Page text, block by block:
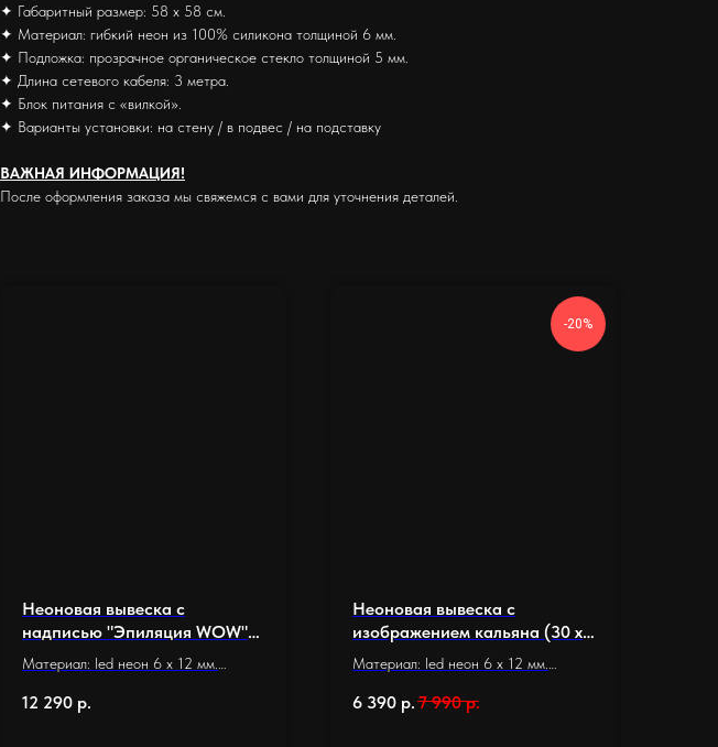
✦ Габаритный размер: 58 х 58 см.
✦ Материал: гибкий неон из 100% силикона толщиной 6 мм.
✦ Подложка: прозрачное органическое стекло толщиной 5 мм.
✦ Длина сетевого кабеля: 3 метра.
✦ Блок питания с «вилкой».
✦ Варианты установки: на стену / в подвес / на подставку
ВАЖНАЯ ИНФОРМАЦИЯ!
После оформления заказа мы свяжемся с вами для уточнения деталей.
Неоновая вывеска с
надписью "Эпиляция WOW"
(60 х 28 см.)
Материал: led неон 6 x 12 мм.
Размер основания 60 х 28 см.
12 290 р.
-20%
Неоновая вывеска с
изображением кальяна (30 х
52 см.)
Материал: led неон 6 x 12 мм.
Размер основания 30 х 52 см.
6 390 р. 7 990 р.